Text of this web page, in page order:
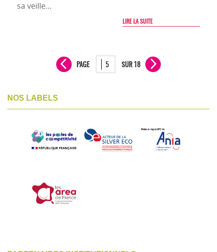
sa veille…
LIRE LA SUITE
PAGE SUR 18
NOS LABELS